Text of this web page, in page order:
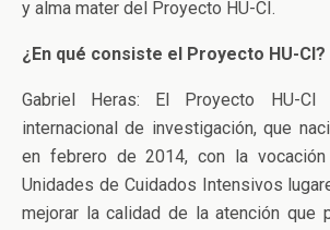
y alma mater del Proyecto HU-CI.
¿En qué consiste el Proyecto HU-CI?
Gabriel Heras: El Proyecto HU-
internacional de investigación, que
en febrero de 2014, con la
Unidades de Cuidados Intensivos
mejorar la calidad de la atención que